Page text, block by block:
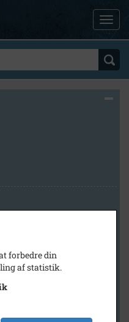
Allerød Kommune
forbedre din
af statistik.